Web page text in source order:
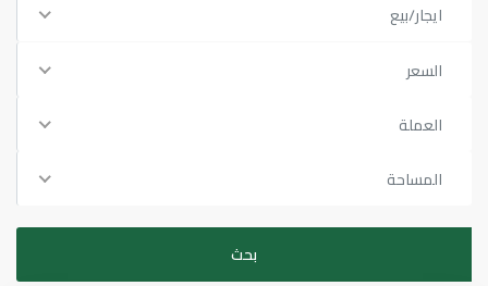
ايجار/بيع
السعر
العملة
المساحة